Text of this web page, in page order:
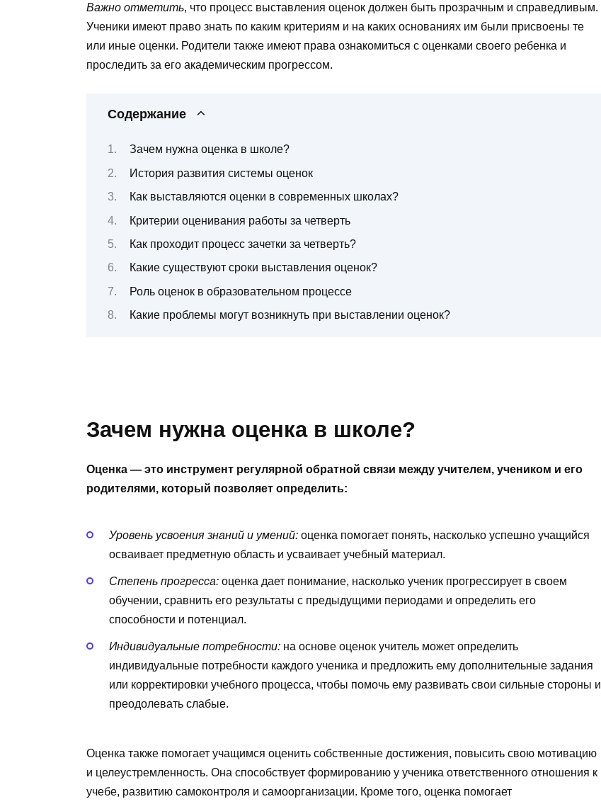
Важно отметить, что процесс выставления оценок должен быть прозрачным и справедливым.
Ученики имеют право знать по каким критериям и на каких основаниях им были присвоены те
или иные оценки. Родители также имеют права ознакомиться с оценками своего ребенка и
проследить за его академическим прогрессом.
Содержание
Зачем нужна оценка в школе?
История развития системы оценок
Как выставляются оценки в современных школах?
Критерии оценивания работы за четверть
Как проходит процесс зачетки за четверть?
Какие существуют сроки выставления оценок?
Роль оценок в образовательном процессе
Какие проблемы могут возникнуть при выставлении оценок?
Зачем нужна оценка в школе?
Оценка — это инструмент регулярной обратной связи между учителем, учеником и его
родителями, который позволяет определить:
Уровень усвоения знаний и умений: оценка помогает понять, насколько успешно учащийся
осваивает предметную область и усваивает учебный материал.
Степень прогресса: оценка дает понимание, насколько ученик прогрессирует в своем
обучении, сравнить его результаты с предыдущими периодами и определить его
способности и потенциал.
Индивидуальные потребности: на основе оценок учитель может определить
индивидуальные потребности каждого ученика и предложить ему дополнительные задания
или корректировки учебного процесса, чтобы помочь ему развивать свои сильные стороны и
преодолевать слабые.
Оценка также помогает учащимся оценить собственные достижения, повысить свою мотивацию
и целеустремленность. Она способствует формированию у ученика ответственного отношения к
учебе, развитию самоконтроля и самоорганизации. Кроме того, оценка помогает